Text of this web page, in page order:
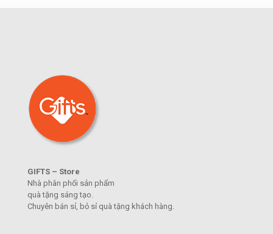
GIFTS – Store
Nhà phân phối sản phẩm
quà tặng sáng tạo.
Chuyên bán sỉ, bỏ sỉ quà tặng khách hàng.